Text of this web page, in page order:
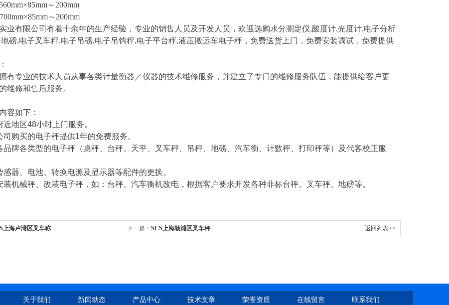
60mm×85mm～ 200mm
～ 200mm
实业有限公司有着十余年的生产经验，专业的销售人员及开发人员，欢迎选购水分测定仪,酸度计,光度计,电子分析
磅,电子叉车秤,电子吊磅,电子吊钩秤,电子平台秤,液压搬运车电子秤 ，免费送货上门，免费安装调试，免费提供
专业的技术人员从事各类计量衡器／仪器的技术维修服务，并建立了专门的维修服务队伍，能提供给客户更
维修和售后服务。
如下：
近地区48小时上门服务。
司购买的电子秤提供1年的免费服务。
品牌各类型的电子秤（桌秤、台秤、天平、叉车秤、吊秤、地磅、汽车衡、计数秤、打印秤等）及代客校正服
感器、电池、转换电源及显示器等配件的更换。
装机械秤、改装电子秤，如：台秤、汽车衡机改电，根据客户要求开发各种非标台秤、叉车秤、地磅等。
上海卢湾区叉车称 下一篇： SCS上海杨浦区叉车秤 返回列表>>
关于我们 新闻动态 产品中心 技术文章 荣誉资质 在线留言 联系我们